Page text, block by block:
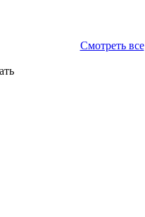
Смотреть все